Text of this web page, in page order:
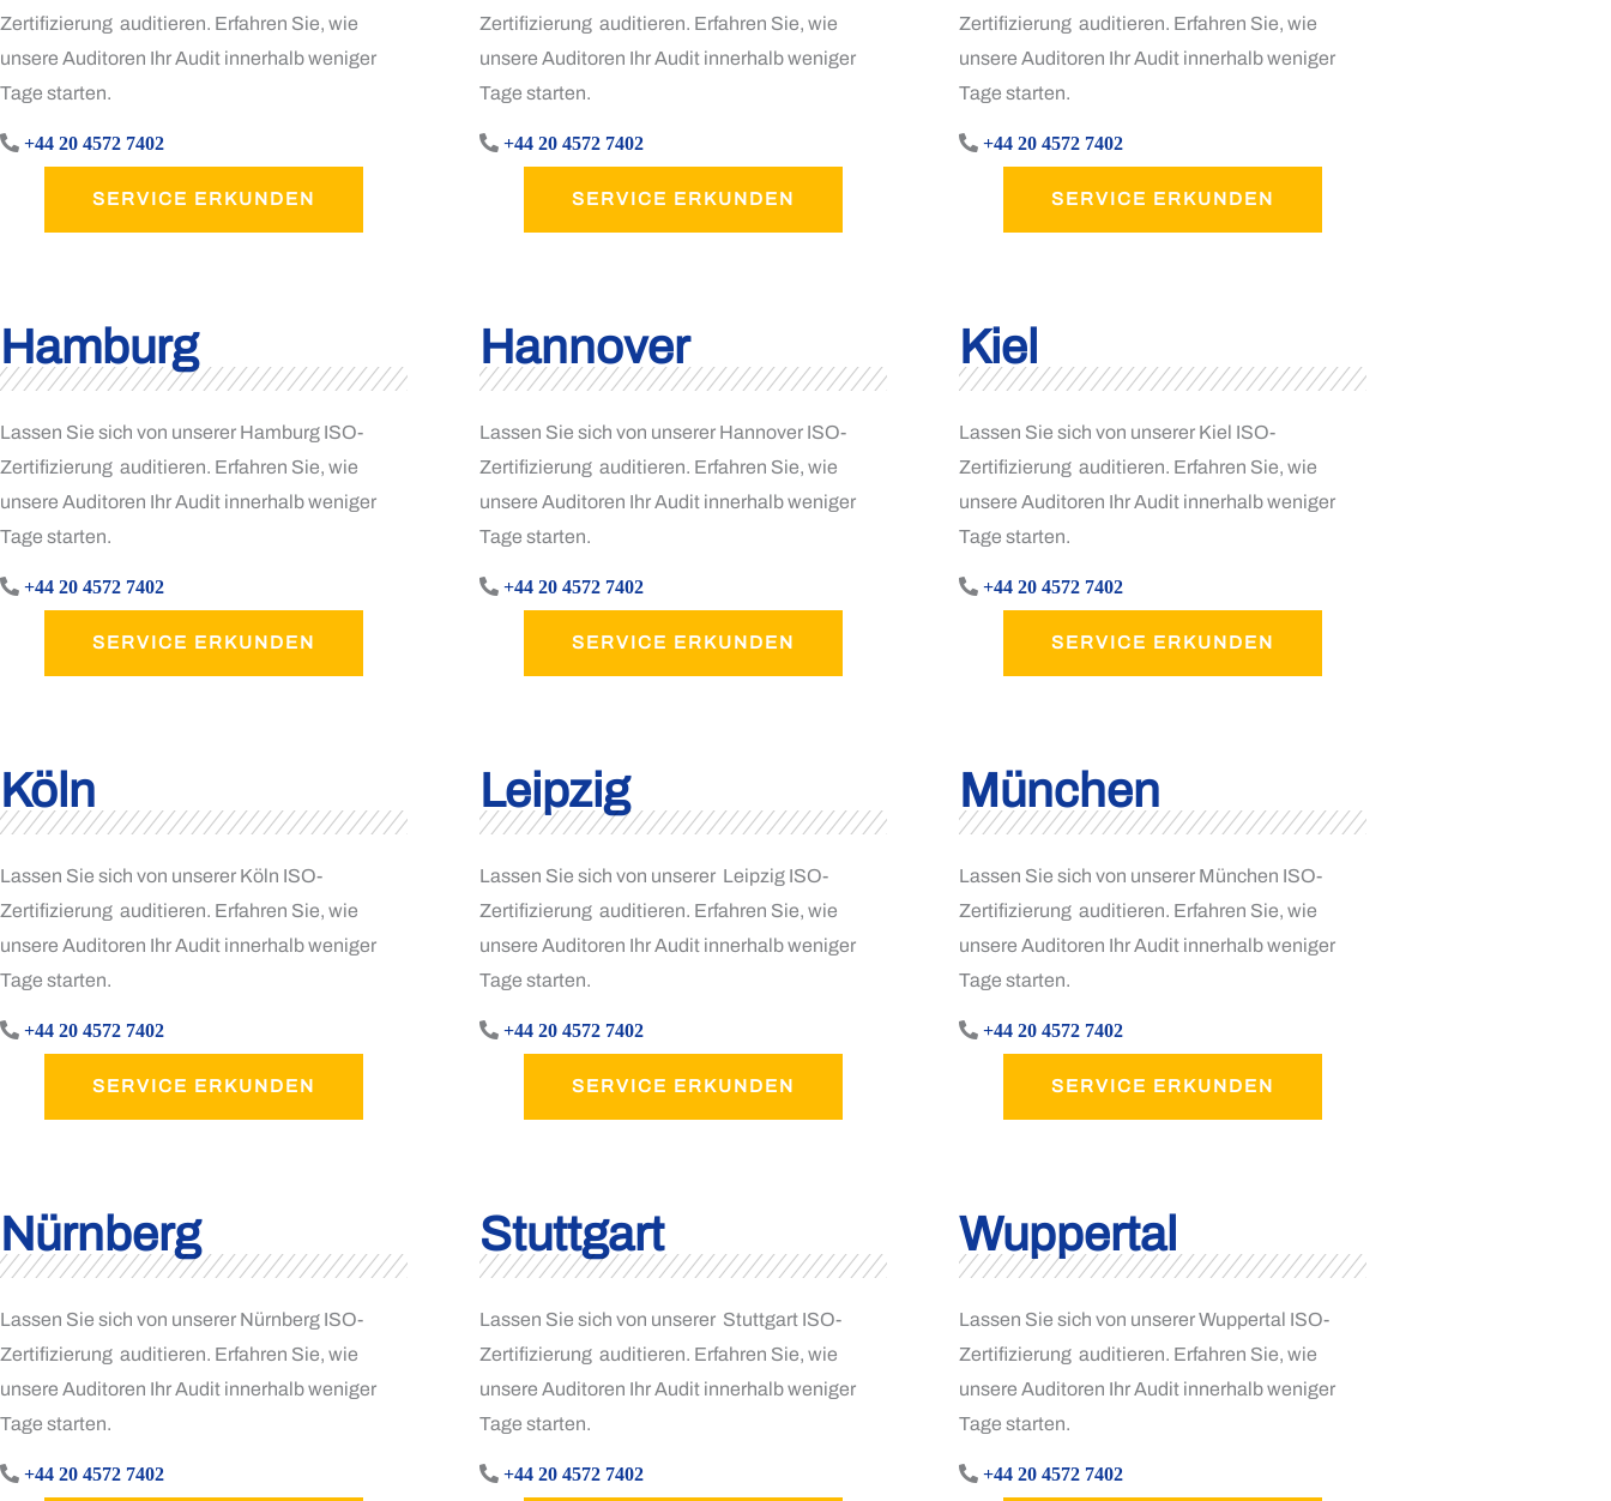
Zertifizierung auditieren. Erfahren Sie, wie
unsere Auditoren Ihr Audit innerhalb weniger
Tage starten.
+44 20 4572 7402
SERVICE ERKUNDEN
Zertifizierung auditieren. Erfahren Sie, wie
unsere Auditoren Ihr Audit innerhalb weniger
Tage starten.
+44 20 4572 7402
SERVICE ERKUNDEN
Zertifizierung auditieren. Erfahren Sie, wie
unsere Auditoren Ihr Audit innerhalb weniger
Tage starten.
+44 20 4572 7402
SERVICE ERKUNDEN
Hamburg
Lassen Sie sich von unserer Hamburg ISO-
Zertifizierung auditieren. Erfahren Sie, wie
unsere Auditoren Ihr Audit innerhalb weniger
Tage starten.
+44 20 4572 7402
SERVICE ERKUNDEN
Hannover
Lassen Sie sich von unserer Hannover ISO-
Zertifizierung auditieren. Erfahren Sie, wie
unsere Auditoren Ihr Audit innerhalb weniger
Tage starten.
+44 20 4572 7402
SERVICE ERKUNDEN
Kiel
Lassen Sie sich von unserer Kiel ISO-
Zertifizierung auditieren. Erfahren Sie, wie
unsere Auditoren Ihr Audit innerhalb weniger
Tage starten.
+44 20 4572 7402
SERVICE ERKUNDEN
Köln
Lassen Sie sich von unserer Köln ISO-
Zertifizierung auditieren. Erfahren Sie, wie
unsere Auditoren Ihr Audit innerhalb weniger
Tage starten.
+44 20 4572 7402
SERVICE ERKUNDEN
Leipzig
Lassen Sie sich von unserer Leipzig ISO-
Zertifizierung auditieren. Erfahren Sie, wie
unsere Auditoren Ihr Audit innerhalb weniger
Tage starten.
+44 20 4572 7402
SERVICE ERKUNDEN
München
Lassen Sie sich von unserer München ISO-
Zertifizierung auditieren. Erfahren Sie, wie
unsere Auditoren Ihr Audit innerhalb weniger
Tage starten.
+44 20 4572 7402
SERVICE ERKUNDEN
Nürnberg
Lassen Sie sich von unserer Nürnberg ISO-
Zertifizierung auditieren. Erfahren Sie, wie
unsere Auditoren Ihr Audit innerhalb weniger
Tage starten.
+44 20 4572 7402
Stuttgart
Lassen Sie sich von unserer Stuttgart ISO-
Zertifizierung auditieren. Erfahren Sie, wie
unsere Auditoren Ihr Audit innerhalb weniger
Tage starten.
+44 20 4572 7402
Wuppertal
Lassen Sie sich von unserer Wuppertal ISO-
Zertifizierung auditieren. Erfahren Sie, wie
unsere Auditoren Ihr Audit innerhalb weniger
Tage starten.
+44 20 4572 7402